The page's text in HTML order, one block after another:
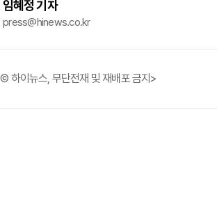
임혜정 기자
press@hinews.co.kr
하이뉴스, 무단전재 및 재배포 금지>